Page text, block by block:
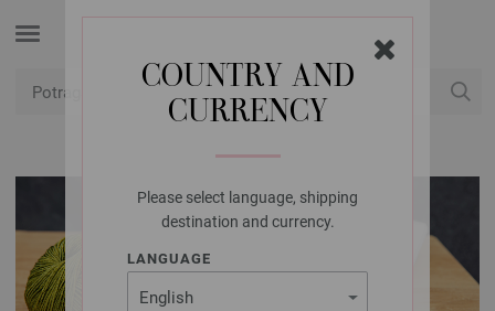
COUNTRY AND
CURRENCY
Please select language, shipping
destination and currency.
LANGUAGE